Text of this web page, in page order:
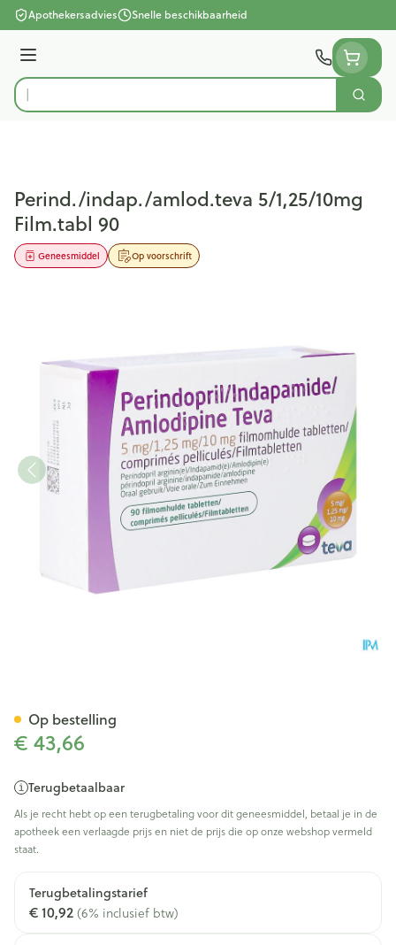
Ga naar de inhoud
Apothekersadvies Snelle beschikbaarheid
Menu
Product, merk, categorie...
Zoek
Perind./indap./amlod.teva 5/1,25/10mg
Film.tabl 90
Op voorschrift
Geneesmiddel
€ 43,66
Terugbetaalbaar
Als je recht hebt op een terugbetaling voor dit geneesmiddel, betaal je in de
apotheek een verlaagde prijs en niet de prijs die op onze webshop vermeld
staat.
Terugbetalingstarief
€ 10,92(6% inclusief btw)
Op bestelling